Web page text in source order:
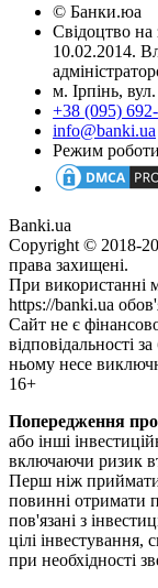
© Банки.юа
Свідоцтво на
10.02.2014.
м. Ірпінь,
+38 (095)
info@banki.ua
Режим
Banki.ua
Copyright © 2018-
права захищені.
При використанні
https://banki.ua
Сайт не є
відповідальності
ньому несе
16+
Попередження
або інші
включаючи ризик
Перш ніж
повинні отримати
пов'язані з
цілі інвестування,
при необхідності